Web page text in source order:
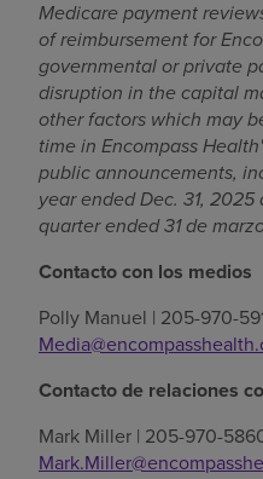
Medicare payment
of reimbursement for
governmental or private
disruption in the capital
other factors which may
time in Encompass
public announcements,
year ended Dec. 31, 2025
quarter ended 31 de
Contacto con los medios
Polly Manuel | 205-970-
Contacto de relaciones
Mark Miller | 205-970-